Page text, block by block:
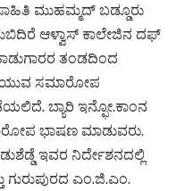
ಮುಹಮ್ಮದ್ ಬಡ್ಡೂರು
ಆಳ್ವಾಸ್ ಕಾಲೇಜಿನ ದಫ್
ತಂಡದಿಂದ
ಸಮಾರೋಪ
ಬ್ಯಾರಿ ಇನ್ಫೋ.ಕಾಂನ
ಭಾಷಣ ಮಾಡುವರು.
ಇವರ ನಿರ್ದೇಶನದಲ್ಲಿ
ಗುರುಪುರದ ಎಂ.ಜಿ.ಎಂ.